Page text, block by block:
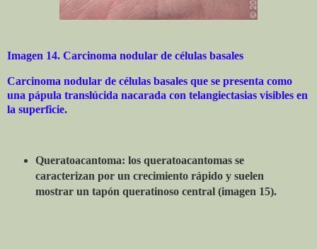
Imagen 14. Carcinoma nodular de células basales
Carcinoma nodular de células basales que se presenta como
una pápula translúcida nacarada con telangiectasias visibles en
la superficie.
Queratoacantoma: los queratoacantomas se
caracterizan por un crecimiento rápido y suelen
mostrar un tapón queratinoso central (imagen 15).